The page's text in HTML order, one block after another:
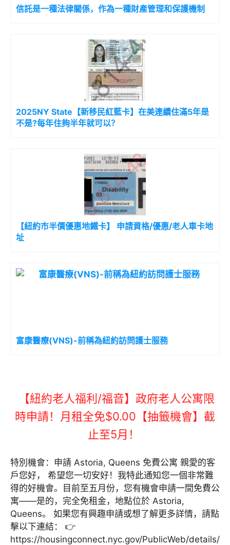
信託是一種法律關係，作為一種財產管理和保護機制
2025NY State【新移民紅藍卡】在美連續住滿5年是
不是?每年住夠半年就可以？
【紐約市半價優惠地鐵卡】 申請資格/優惠/老人車卡地
址
富康醫療(VNS)-前稱為紐約訪問護士服務
【紐約老人福利/福音】政府老人公寓限
時申請！月租全免$0.00【抽籤機會】截
止至5月！
特別機會：申請 Astoria, Queens 免費公寓 親愛的客
戶您好， 希望您一切安好！我特此通知您一個非常難
得的好機會。目前至五月份，您有機會申請一間免費公
寓——是的，完全免租金，地點位於 Astoria,
Queens。 如果您有興趣申請或想了解更多詳情，請點
擊以下連結： 👉
https://housingconnect.nyc.gov/PublicWeb/details/